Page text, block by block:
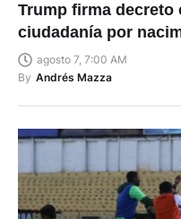
Trump firma decreto
ciudadanía por
agosto 7, 7:00 AM
By Andrés Mazza